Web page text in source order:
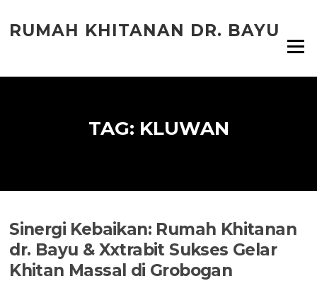
konten
RUMAH KHITANAN DR. BAYU
Menu
TAG: KLUWAN
Sinergi Kebaikan: Rumah Khitanan
dr. Bayu & Xxtrabit Sukses Gelar
Khitan Massal di Grobogan